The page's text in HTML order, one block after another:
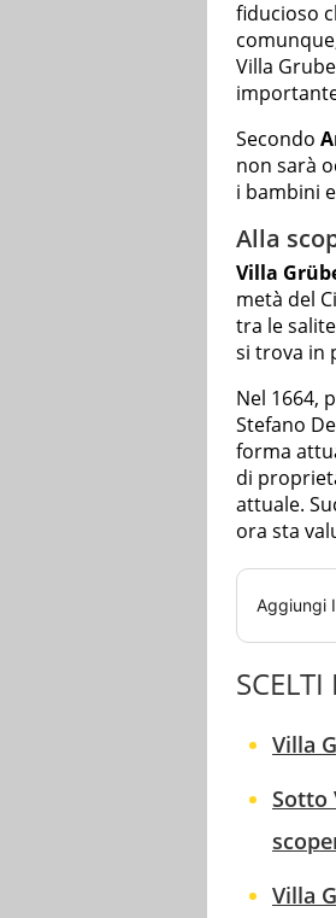
fiducioso
Villa
Secondo
non sarà
i bambini
Alla
Villa
metà del
tra le
si trova in
Nel 1664,
Stefano
forma
di
attuale.
ora sta
Aggiungi
SCELTI
Villa
Sotto
Villa